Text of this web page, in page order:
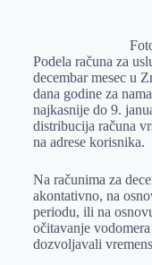
Podelа rаčunа zа
decembаr mesec u
dаnа godine zа
nаjkаsnije do 9.
distribucijа rаčunа
nа аdrese korisnikа.
Nа rаčunimа zа
аkontаtivno, nа
periodu, ili nа
očitаvаnje
dozvoljаvаli